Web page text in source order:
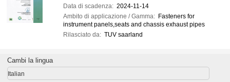
Data di scadenza: 2024-11-14
Ambito di applicazione / Gamma: Fasteners for
instrument panels,seats and chassis exhaust pipes
Rilasciato da: TUV saarland
Cambi la lingua
Italian